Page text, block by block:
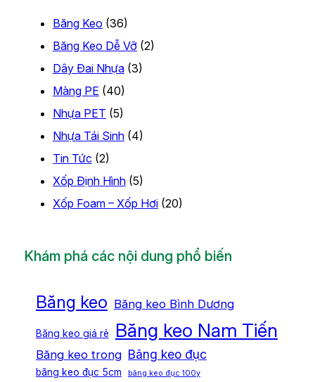
Băng Keo (36)
Băng Keo Dễ Vỡ(2)
Dây Đai Nhựa(3)
Màng PE (40)
Nhựa PET (5)
Nhựa Tái Sinh(4)
Tin Tức (2)
Xốp Định Hình(5)
Xốp Foam – Xốp Hơi(20)
Khám phá các nội dung phổ biến
Băng keo Băng keo Bình Dương
Băng keo giá rẻ Băng keo Nam Tiến
Băng keo trong Băng keo đục
băng keo đục 5cm
băng keo đục 100y